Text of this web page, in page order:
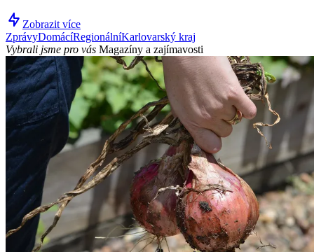
Zobrazit více
ZprávyDomácíRegionálníKarlovarský kraj
Vybrali jsme pro vás Magazíny a zajímavosti